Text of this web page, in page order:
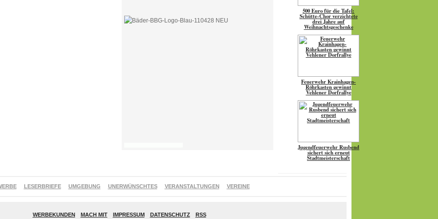
500 Euro für die Tafel:
Schütte-Chor verzichtete
drei Jahre auf
Weihnachtsgeschenke
Feuerwehr Krainhagen-
Röhrkasten gewinnt
Vehlener Dorfrallye
Jugendfeuerwehr Rusbend
sichert sich erneut
Stadtmeisterschaft
LESERBRIEFE UMGEBUNG UNERWÜNSCHTES VERANSTALTUNGEN VEREINE
WERBEKUNDEN MACH MIT IMPRESSUM DATENSCHUTZ RSS